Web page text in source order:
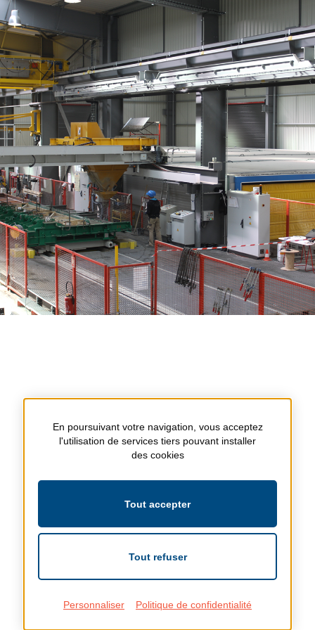
En poursuivant votre navigation, vous acceptez
l'utilisation de services tiers pouvant installer
des cookies
Tout accepter
Tout refuser
Personnaliser Politique de confidentialité